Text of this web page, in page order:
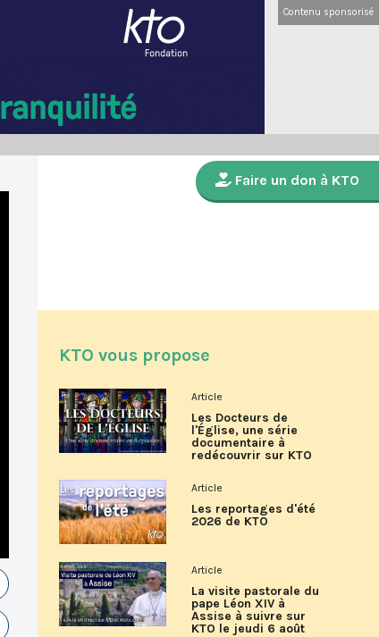
Contenu sponsorisé
Faire un don à KTO
KTO vous propose
Article
Les Docteurs de
l'Église, une série
documentaire à
redécouvrir sur KTO
Article
Les reportages d'été
2026 de KTO
Article
La visite pastorale du
pape Léon XIV à
Assise à suivre sur
KTO le jeudi 6 août